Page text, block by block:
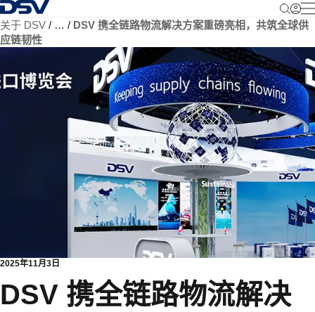
返回首页
关于 DSV …
DSV 携全链路物流解决方案重磅亮相，共筑全球供
应链韧性
2025年11月3日
DSV 携全链路物流解决